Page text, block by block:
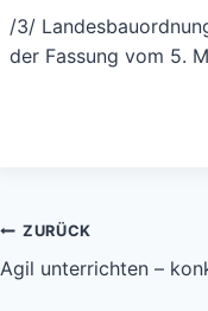
/3/
der Fassung vom 5.
ZURÜCK
Agil unterrichten –